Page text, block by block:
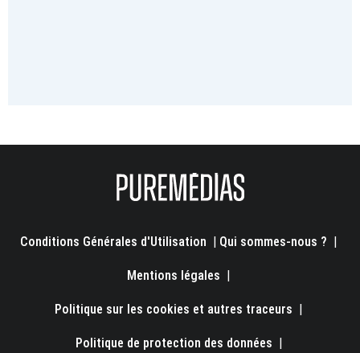
Conditions Générales d'Utilisation | Qui sommes-nous ? |
Mentions légales |
Politique sur les cookies et autres traceurs |
Politique de protection des données |